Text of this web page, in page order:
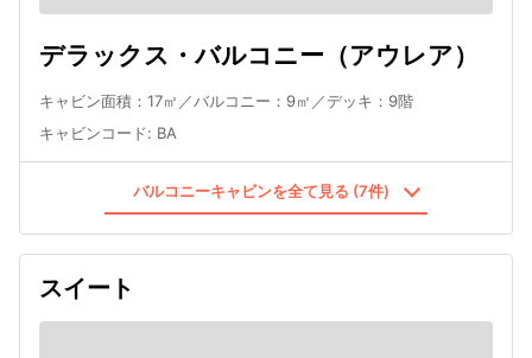
デラックス・バルコニー（アウレア）
キャビン面積：17㎡／バルコニー：9㎡／デッキ：9階
キャビンコード: BA
バルコニーキャビンを全て見る (7件)
スイート